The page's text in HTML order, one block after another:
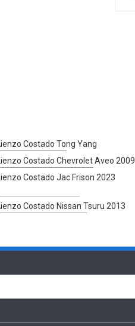
Lienzo Costado Tong Yang
Lienzo Costado Chevrolet Aveo 2009
Lienzo Costado Jac Frison 2023
Lienzo Costado Nissan Tsuru 2013